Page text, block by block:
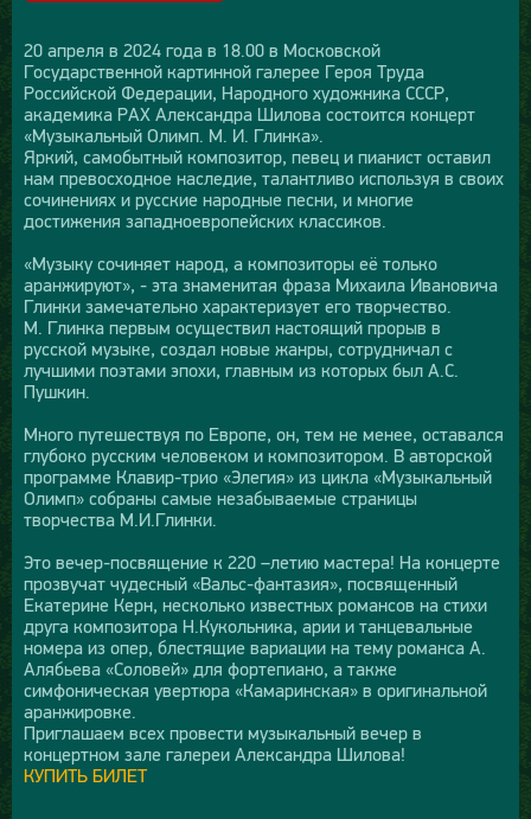
20 апреля в 2024 года в 18.00 в Московской
Государственной картинной галерее Героя Труда
Российской Федерации, Народного художника СССР,
академика РАХ Александра Шилова состоится концерт
«Музыкальный Олимп. М. И. Глинка».
Яркий, самобытный композитор, певец и пианист оставил
нам превосходное наследие, талантливо используя в своих
сочинениях и русские народные песни, и многие
достижения западноевропейских классиков.
«Музыку сочиняет народ, а композиторы её только
аранжируют», - эта знаменитая фраза Михаила Ивановича
Глинки замечательно характеризует его творчество.
М. Глинка первым осуществил настоящий прорыв в
русской музыке, создал новые жанры, сотрудничал с
лучшими поэтами эпохи, главным из которых был А.С.
Пушкин.
Много путешествуя по Европе, он, тем не менее, оставался
глубоко русским человеком и композитором. В авторской
программе Клавир-трио «Элегия» из цикла «Музыкальный
Олимп» собраны самые незабываемые страницы
творчества М.И.Глинки.
Это вечер-посвящение к 220 –летию мастера! На концерте
прозвучат чудесный «Вальс-фантазия», посвященный
Екатерине Керн, несколько известных романсов на стихи
друга композитора Н.Кукольника, арии и танцевальные
номера из опер, блестящие вариации на тему романса А.
Алябьева «Соловей» для фортепиано, а также
симфоническая увертюра «Камаринская» в оригинальной
аранжировке.
Приглашаем всех провести музыкальный вечер в
концертном зале галереи Александра Шилова!
КУПИТЬ БИЛЕТ